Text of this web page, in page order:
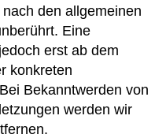
den allgemeinen
Eine
erst ab dem
konkreten
Bekanntwerden von
werden wir